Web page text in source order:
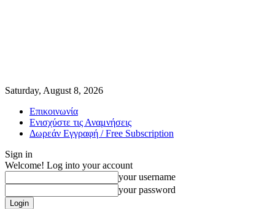
Saturday, August 8, 2026
Επικοινωνία
Ενισχύστε τις Αναμνήσεις
Δωρεάν Εγγραφή / Free Subscription
Sign in
Welcome! Log into your account
your username
your password